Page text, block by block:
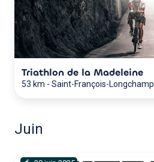
Triathlon de la Madeleine
53 km - Saint-François-Longchamp
Juin